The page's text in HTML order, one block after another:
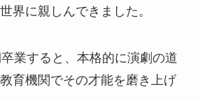
界に親しんできました。
業すると、本格的に演劇の道
育機関でその才能を磨き上げ